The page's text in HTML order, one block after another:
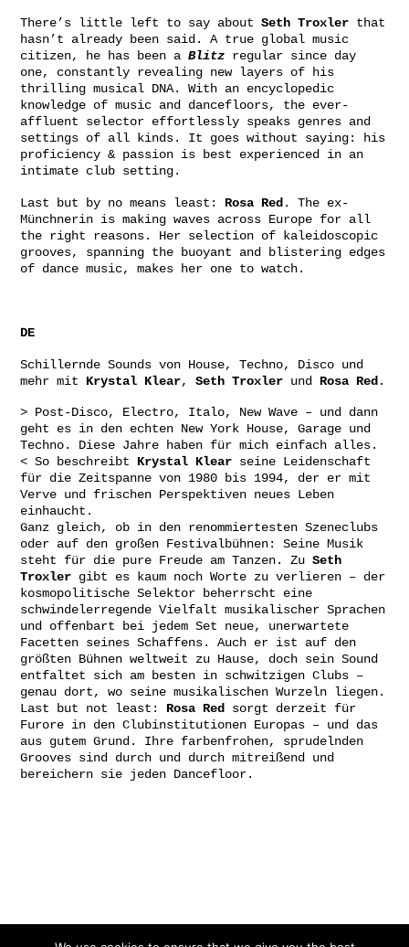
There’s little left to say about Seth Troxler that
hasn’t already been said. A true global music
citizen, he has been a Blitz regular since day
one, constantly revealing new layers of his
thrilling musical DNA. With an encyclopedic
knowledge of music and dancefloors, the ever-
affluent selector effortlessly speaks genres and
settings of all kinds. It goes without saying: his
proficiency & passion is best experienced in an
intimate club setting.
Last but by no means least: Rosa Red. The ex-
Münchnerin is making waves across Europe for all
the right reasons. Her selection of kaleidoscopic
grooves, spanning the buoyant and blistering edges
of dance music, makes her one to watch.
DE
Schillernde Sounds von House, Techno, Disco und
mehr mit Krystal Klear, Seth Troxler und Rosa Red .
> Post-Disco, Electro, Italo, New Wave – und dann
geht es in den echten New York House, Garage und
Techno. Diese Jahre haben für mich einfach alles.
< So beschreibt Krystal Klear seine Leidenschaft
für die Zeitspanne von 1980 bis 1994, der er mit
Verve und frischen Perspektiven neues Leben
einhaucht.
Ganz gleich, ob in den renommiertesten Szeneclubs
oder auf den großen Festivalbühnen: Seine Musik
steht für die pure Freude am Tanzen. Zu Seth
Troxler gibt es kaum noch Worte zu verlieren – der
kosmopolitische Selektor beherrscht eine
schwindelerregende Vielfalt musikalischer Sprachen
und offenbart bei jedem Set neue, unerwartete
Facetten seines Schaffens. Auch er ist auf den
größten Bühnen weltweit zu Hause, doch sein Sound
entfaltet sich am besten in schwitzigen Clubs –
genau dort, wo seine musikalischen Wurzeln liegen.
Last but not least: Rosa Red sorgt derzeit für
Furore in den Clubinstitutionen Europas – und das
aus gutem Grund. Ihre farbenfrohen, sprudelnden
Grooves sind durch und durch mitreißend und
bereichern sie jeden Dancefloor.